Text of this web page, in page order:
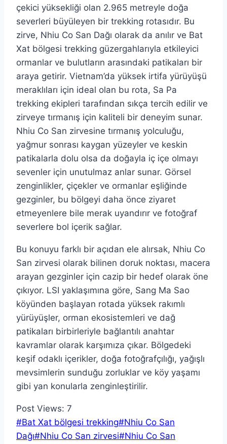
çekici yüksekliği olan 2.965 metreyle doğa
severleri büyüleyen bir trekking rotasıdır. Bu
zirve, Nhiu Co San Dağı olarak da anılır ve Bat
Xat bölgesi trekking güzergahlarıyla etkileyici
ormanlar ve bulutların arasındaki patikaları bir
araya getirir. Vietnam’da yüksek irtifa yürüyüşü
meraklıları için ideal olan bu rota, Sa Pa
trekking ekipleri tarafından sıkça tercih edilir ve
zirveye tırmanış için kaliteli bir deneyim sunar.
Nhiu Co San zirvesine tırmanış yolculuğu,
yağmur sonrası kaygan yüzeyler ve keskin
patikalarla dolu olsa da doğayla iç içe olmayı
sevenler için unutulmaz anlar sunar. Görsel
zenginlikler, çiçekler ve ormanlar eşliğinde
gezginler, bu bölgeyi daha önce ziyaret
etmeyenlere bile merak uyandırır ve fotoğraf
severlere bol içerik sağlar.
Bu konuyu farklı bir açıdan ele alırsak, Nhiu Co
San zirvesi olarak bilinen doruk noktası, macera
arayan gezginler için cazip bir hedef olarak öne
çıkıyor. LSI yaklaşımına göre, Sang Ma Sao
köyünden başlayan rotada yüksek rakımlı
yürüyüşler, orman ekosistemleri ve dağ
patikaları birbirleriyle bağlantılı anahtar
kavramlar olarak karşımıza çıkar. Bölgedeki
keşif odaklı içerikler, doğa fotoğrafçılığı, yağışlı
mevsimlerin sunduğu zorluklar ve köy yaşamı
gibi yan konularla zenginleştirilir.
Post Views: 7
Post
Tags:
#Bat Xat bölgesi trekking#Nhiu Co San
Dağı#Nhiu Co San zirvesi#Nhiu Co San